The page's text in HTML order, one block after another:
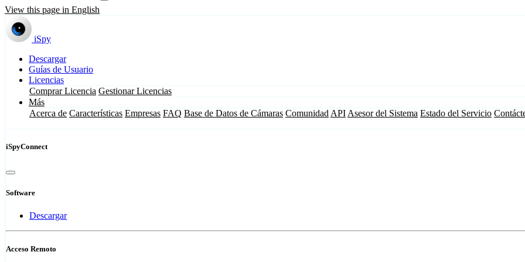
View this page in English
iSpy
Descargar
Guías de Usuario
Licencias
Comprar Licencia Gestionar Licencias
Más
Acerca de Características Empresas FAQ Base de Datos de Cámaras Comunidad API Asesor del Sistema Estado del Servicio
iSpyConnect
Software
Descargar
Acceso Remoto